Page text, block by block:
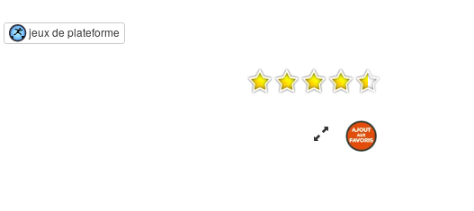
jeux de plateforme